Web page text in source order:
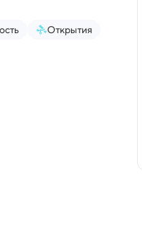
Открытия